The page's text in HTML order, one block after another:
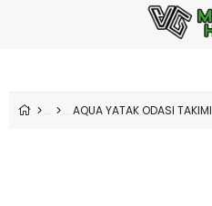
AQUA YATAK ODASI TAKIMI